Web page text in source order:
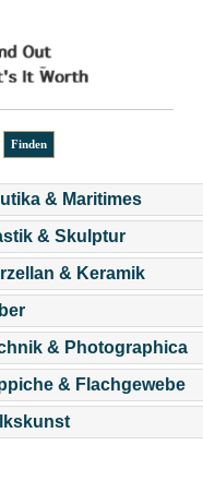
& Maritimes
& Skulptur
& Keramik
& Photographica
& Flachgewebe